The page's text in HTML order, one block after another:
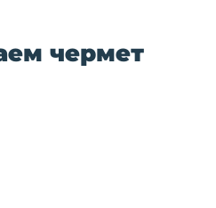
чермет